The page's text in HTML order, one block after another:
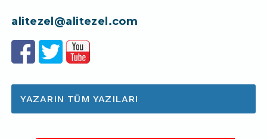
alitezel@alitezel.com
YAZARIN TÜM YAZILARI